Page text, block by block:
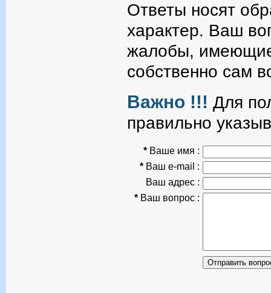
Ответы носят
характер. Ваш
жалобы,
собственно сам
Важно !!! Для
правильно
* Ваше имя :
* Ваш e-mail :
Ваш адрес :
* Ваш вопрос :